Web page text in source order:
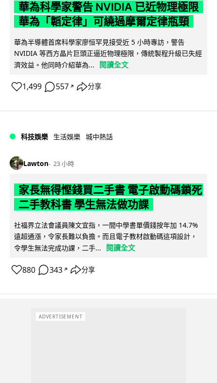
華為科學家警告 NVIDIA 已近物理極限
華為「韜定律」可繞過摩爾定律瓶頸
華為半導體首席科學家廖恒罕見接受近 5 小時專訪，警告
NVIDIA 等西方晶片巨頭正逼近物理極限，傳統製程升級已失經
濟效益。他同時介紹華為...
閱讀全文
1,499 557 ↗ 分享
科技娛樂 生活娛樂 城中熱話
Lawton 23 小時
家長無得慳錢買二手書 電子啟動碼鎖死
二手教科書 學生無法做功課
社福界立法會議員陳文宜指，一間中學書單價錢按年加 14.7%
遠超通漲，令家長難以負擔。而且電子教材啟動碼這項設計，
令學生無法完成功課，二手...
閱讀全文
880 343 ↗ 分享
ADVERTISEMENT